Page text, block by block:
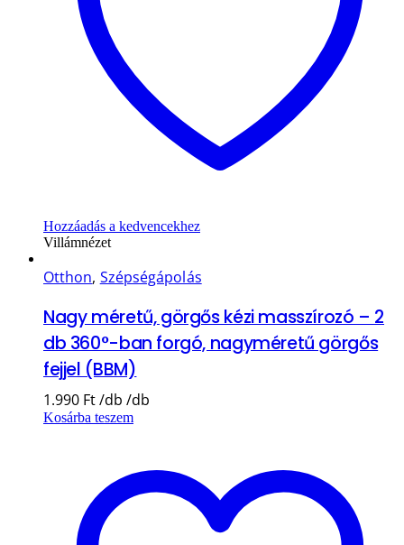
Hozzáadás a kedvencekhez
Villámnézet
Otthon, Szépségápolás
Nagy méretű, görgős kézi masszírozó – 2
db 360°-ban forgó, nagyméretű görgős
fejjel (BBM)
1.990 Ft
Kosárba teszem